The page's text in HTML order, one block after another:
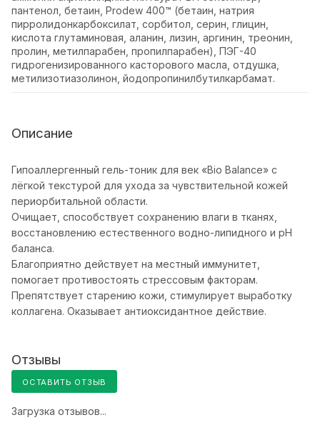
пантенол, бетаин, Prodew 400™ (бетаин, натрия
пирролидонкарбоксилат, сорбитол, серин, глицин,
кислота глутаминовая, аланин, лизин, аргинин, треонин,
пролин, метилпарабен, пропилпарабен), ПЭГ-40
гидрогенизированного касторового масла, отдушка,
метилизотиазолинон, йодопропинилбутилкарбамат.
Описание
Гипоаллергенный гель-тоник для век «Bio Balance» с
лёгкой текстурой для ухода за чувствительной кожей
периорбитальной области.
Очищает, способствует сохранению влаги в тканях,
восстановлению естественного водно-липидного и pH
баланса.
Благоприятно действует на местный иммунитет,
помогает противостоять стрессовым факторам.
Препятствует старению кожи, стимулирует выработку
коллагена. Оказывает антиоксидантное действие.
Отзывы
ОСТАВИТЬ ОТЗЫВ
Загрузка отзывов...